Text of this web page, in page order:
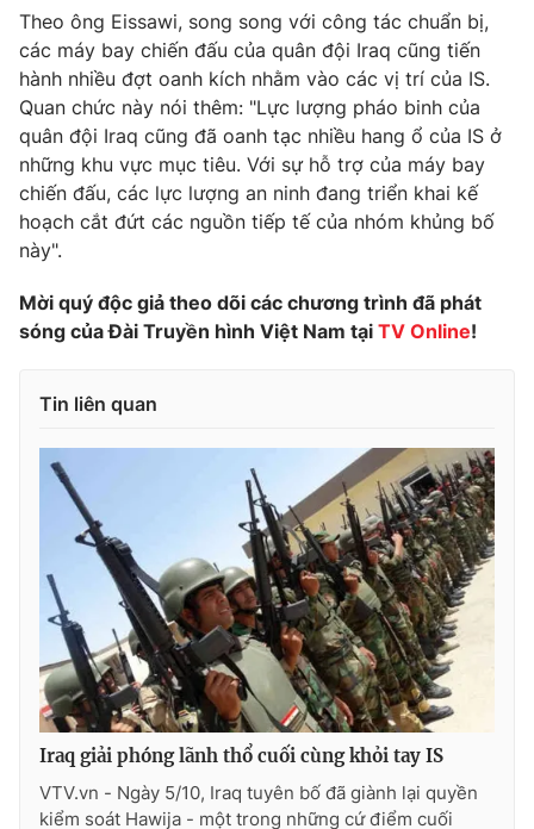
Hậu trường
Nhân vật
Khán giả
Giải sao mai
Điện ảnh
Âm nhạc
Sao
Đời sống
Du lịch
Làm đẹp
Chất lượng cuộc sống
Giáo dục
Tuyển sinh
Học trực tuyến
Công nghệ
Hitech Công nghệ tương lai
Sản phẩm
Thị trường
Giao lưu trực tuyến
Lịch phát sóng
Chuyên mục khác
Emagazine
Photo Infographic
Video Shorts video
VTV Money VTV Thể thao
VTV Sức khoẻ Bất động sản
Thị trường 24h Tấm lòng Việt
Theo ông Eissawi, song song với công tác chuẩn bị,
các máy bay chiến đấu của quân đội Iraq cũng tiến
hành nhiều đợt oanh kích nhằm vào các vị trí của IS.
Quan chức này nói thêm: "Lực lượng pháo binh của
quân đội Iraq cũng đã oanh tạc nhiều hang ổ của IS ở
những khu vực mục tiêu. Với sự hỗ trợ của máy bay
chiến đấu, các lực lượng an ninh đang triển khai kế
hoạch cắt đứt các nguồn tiếp tế của nhóm khủng bố
này".
Mời quý độc giả theo dõi các chương trình đã phát
sóng của Đài Truyền hình Việt Nam tại TV Online!
Tin liên quan
Iraq giải phóng lãnh thổ cuối cùng khỏi tay IS
VTV.vn - Ngày 5/10, Iraq tuyên bố đã giành lại quyền
kiểm soát Hawija - một trong những cứ điểm cuối